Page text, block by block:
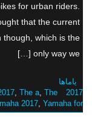
for urban riders.
that the current
though, which is the
only way we […]
یاماها
2017 a
2017,The a,The
Yamaha 2017,Yamaha for